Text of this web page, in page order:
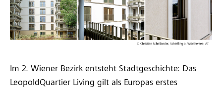
Im 2. Wiener Bezirk entsteht Stadtgeschichte: Das
LeopoldQuartier Living gilt als Europas erstes